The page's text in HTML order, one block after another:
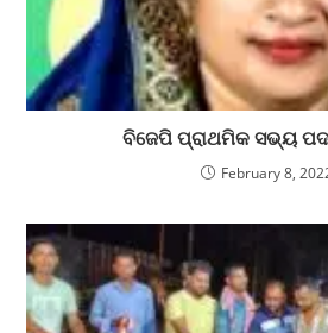
ବିଜେପି ପ୍ରାଥମିକ ସଭ୍ୟ
February 8,